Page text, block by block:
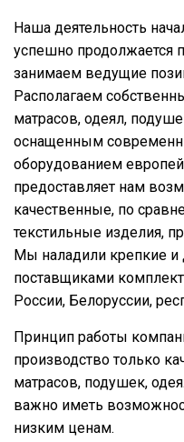
Наша деятельность
успешно продолжается
занимаем ведущие
Располагаем
матрасов, одеял,
оснащенным
оборудованием
предоставляет нам
качественные, по
текстильные изделия,
Мы наладили крепкие и
поставщиками
России, Белоруссии,
Принцип работы
производство только
матрасов, подушек,
важно иметь
низким ценам.